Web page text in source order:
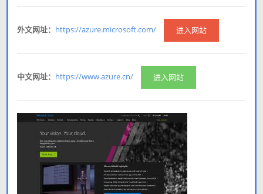
外文网址： https://azure.microsoft.com/ 进入网站
中文网址： https://www.azure.cn/ 进入网站